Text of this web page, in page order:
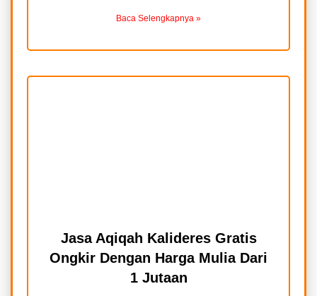
Baca Selengkapnya »
Jasa Aqiqah Kalideres Gratis
Ongkir Dengan Harga Mulia Dari
1 Jutaan